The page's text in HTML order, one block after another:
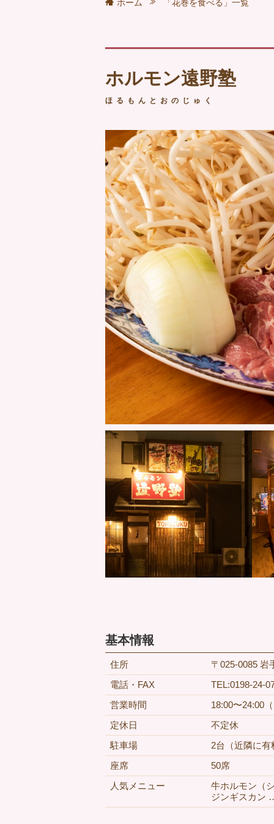
ホーム 「花巻を食べる」一覧
ホルモン遠野塾
ほるもんとおのじゅく
基本情報
住所
〒025-0085 岩
電話・FAX
TEL:0198-24-
営業時間
18:00〜24:00
定休日
不定休
駐車場
2台（近隣に
座席
50席
人気メニュー
牛ホルモン（
ジンギスカン